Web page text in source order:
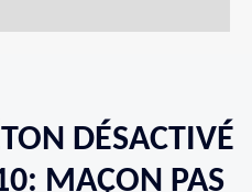
DÉSACTIVÉ
MAÇON PAS